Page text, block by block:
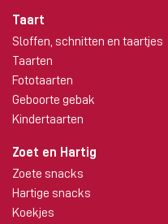
Taart
Sloffen, schnitten en taartjes
Taarten
Fototaarten
Geboorte gebak
Kindertaarten
Zoet en Hartig
Zoete snacks
Hartige snacks
Koekjes